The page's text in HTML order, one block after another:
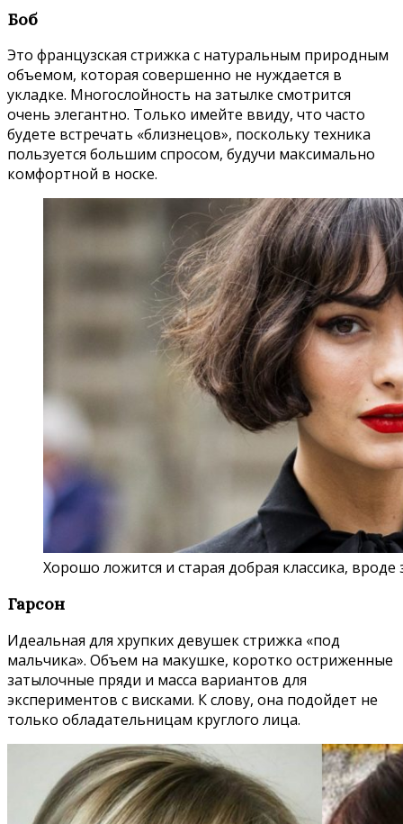
Боб
Это французская стрижка с натуральным природным
объемом, которая совершенно не нуждается в
укладке. Многослойность на затылке смотрится
очень элегантно. Только имейте ввиду, что часто
будете встречать «близнецов», поскольку техника
пользуется большим спросом, будучи максимально
комфортной в носке.
Хорошо ложится и старая добрая классика,
Гарсон
Идеальная для хрупких девушек стрижка «под
мальчика». Объем на макушке, коротко остриженные
затылочные пряди и масса вариантов для
экспериментов с висками. К слову, она подойдет не
только обладательницам круглого лица.